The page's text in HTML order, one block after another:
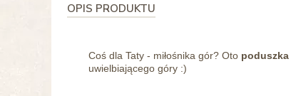
OPIS PRODUKTU
Coś dla Taty - miłośnika gór? Oto poduszka
uwielbiającego góry :)